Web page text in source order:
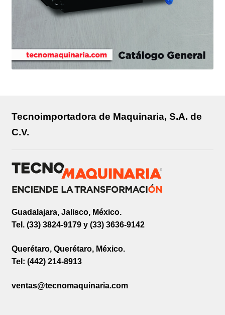
Tecnoimportadora de Maquinaria, S.A. de
C.V.
Guadalajara, Jalisco, México.
Tel. (33) 3824-9179 y (33) 3636-9142
Querétaro, Querétaro, México.
Tel: (442) 214-8913
ventas@tecnomaquinaria.com